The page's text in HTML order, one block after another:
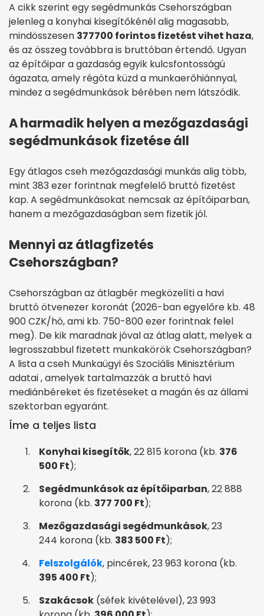
A cikk szerint egy segédmunkás Csehországban
jelenleg a konyhai kisegítőkénél alig magasabb,
mindösszesen 377700 forintos fizetést vihet haza,
és az összeg továbbra is bruttóban értendő. Ugyan
az építőipar a gazdaság egyik kulcsfontosságú
ágazata, amely régóta küzd a munkaerőhiánnyal,
mindez a segédmunkások bérében nem látszódik.
A harmadik helyen a mezőgazdasági
segédmunkások fizetése áll
Egy átlagos cseh mezőgazdasági munkás alig több,
mint 383 ezer forintnak megfelelő bruttó fizetést
kap. A segédmunkásokat nemcsak az építőiparban,
hanem a mezőgazdaságban sem fizetik jól.
Mennyi az átlagfizetés
Csehországban?
Csehországban az átlagbér megközelíti a havi
bruttó ötvenezer koronát (2026-ban egyelőre kb. 48
900 CZK/hó, ami kb. 750-800 ezer forintnak felel
meg). De kik maradnak jóval az átlag alatt, melyek a
legrosszabbul fizetett munkakörök Csehországban?
A lista a cseh Munkaügyi és Szociális Minisztérium
adatai , amelyek tartalmazzák a bruttó havi
mediánbéreket és fizetéseket a magán és az állami
szektorban egyaránt.
Íme a teljes lista
Konyhai kisegítők, 22 815 korona (kb. 376
500 Ft);
Segédmunkások az építőiparban, 22 888
korona (kb. 377 700 Ft);
Mezőgazdasági segédmunkások, 23
244 korona (kb. 383 500 Ft);
Felszolgálók, pincérek, 23 963 korona (kb.
395 400 Ft);
Szakácsok (séfek kivételével), 23 993